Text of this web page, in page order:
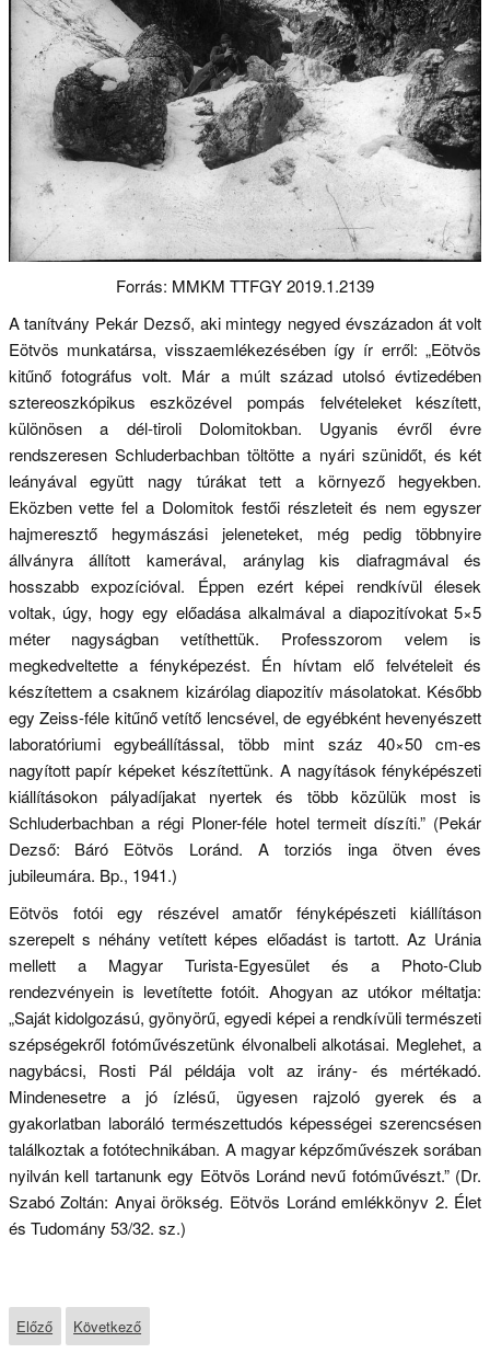
Forrás: MMKM TTFGY 2019.1.2139
A tanítvány Pekár Dezső, aki mintegy negyed évszázadon át volt
Eötvös munkatársa, visszaemlékezésében így ír erről: „Eötvös
kitűnő fotográfus volt. Már a múlt század utolsó évtizedében
sztereoszkópikus eszközével pompás felvételeket készített,
különösen a dél-tiroli Dolomitokban. Ugyanis évről évre
rendszeresen Schluderbachban töltötte a nyári szünidőt, és két
leányával együtt nagy túrákat tett a környező hegyekben.
Eközben vette fel a Dolomitok festői részleteit és nem egyszer
hajmeresztő hegymászási jeleneteket, még pedig többnyire
állványra állított kamerával, aránylag kis diafragmával és
hosszabb expozícióval. Éppen ezért képei rendkívül élesek
voltak, úgy, hogy egy előadása alkalmával a diapozitívokat 5×5
méter nagyságban vetíthettük. Professzorom velem is
megkedveltette a fényképezést. Én hívtam elő felvételeit és
készítettem a csaknem kizárólag diapozitív másolatokat. Később
egy Zeiss-féle kitűnő vetítő lencsével, de egyébként hevenyészett
laboratóriumi egybeállítással, több mint száz 40×50 cm-es
nagyított papír képeket készítettünk. A nagyítások fényképészeti
kiállításokon pályadíjakat nyertek és több közülük most is
Schluderbachban a régi Ploner-féle hotel termeit díszíti.” (Pekár
Dezső: Báró Eötvös Loránd. A torziós inga ötven éves
jubileumára. Bp., 1941.)
Eötvös fotói egy részével amatőr fényképészeti kiállításon
szerepelt s néhány vetített képes előadást is tartott. Az Uránia
mellett a Magyar Turista-Egyesület és a Photo-Club
rendezvényein is levetítette fotóit. Ahogyan az utókor méltatja:
„Saját kidolgozású, gyönyörű, egyedi képei a rendkívüli természeti
szépségekről fotóművészetünk élvonalbeli alkotásai. Meglehet, a
nagybácsi, Rosti Pál példája volt az irány- és mértékadó.
Mindenesetre a jó ízlésű, ügyesen rajzoló gyerek és a
gyakorlatban laboráló természettudós képességei szerencsésen
találkoztak a fotótechnikában. A magyar képzőművészek sorában
nyilván kell tartanunk egy Eötvös Loránd nevű fotóművészt.” (Dr.
Szabó Zoltán: Anyai örökség. Eötvös Loránd emlékkönyv 2. Élet
és Tudomány 53/32. sz.)
Előző Következő